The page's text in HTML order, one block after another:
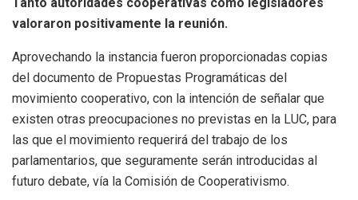
valoraron positivamente la reunión.
Aprovechando la instancia fueron proporcionadas copias
del documento de Propuestas Programáticas del
movimiento cooperativo, con la intención de señalar que
existen otras preocupaciones no previstas en la LUC, para
las que el movimiento requerirá del trabajo de los
parlamentarios, que seguramente serán introducidas al
futuro debate, vía la Comisión de Cooperativismo.